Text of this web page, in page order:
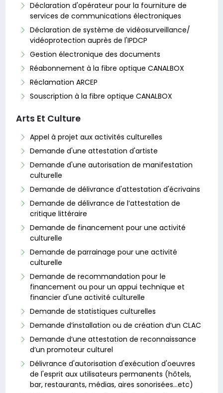
Déclaration d'opérateur pour la fourniture de
services de communications électroniques
Déclaration de système de vidéosurveillance/
vidéoprotection auprès de l'IPDCP
Gestion électronique des documents
Réabonnement à la fibre optique CANALBOX
Réclamation ARCEP
Souscription à la fibre optique CANALBOX
Arts Et Culture
Appel à projet aux activités culturelles
Demande d'une attestation d'artiste
Demande d'une autorisation de manifestation
culturelle
Demande de délivrance d'attestation d'écrivains
Demande de délivrance de l’attestation de
critique littéraire
Demande de financement pour une activité
culturelle
Demande de parrainage pour une activité
culturelle
Demande de recommandation pour le
financement ou pour un appui technique et
financier d'une activité culturelle
Demande de statistiques culturelles
Demande d’installation ou de création d’un CLAC
Demande d’une attestation de reconnaissance
d’un promoteur culturel
Délivrance d'autorisation d'exécution d'oeuvres
de l'esprit aux utilisateurs permanents (hôtels,
bar, restaurants, médias, aires sonorisées…etc)